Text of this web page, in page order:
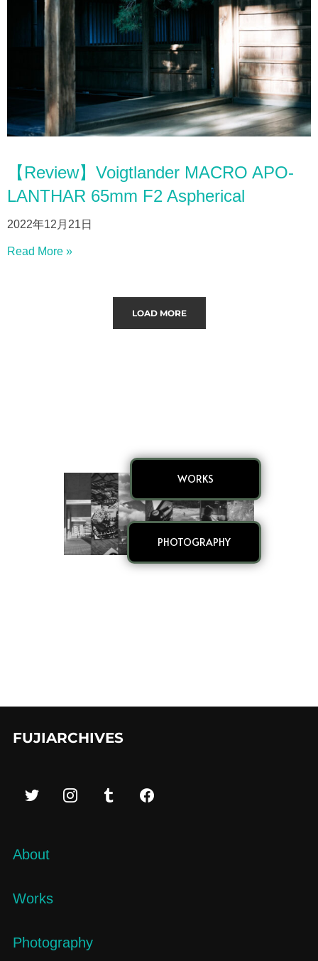
【Review】Voigtlander MACRO APO-
LANTHAR 65mm F2 Aspherical
2022年12月21日
Read More »
LOAD MORE
WORKS
PHOTOGRAPHY
FUJIARCHIVES
About
Works
Photography